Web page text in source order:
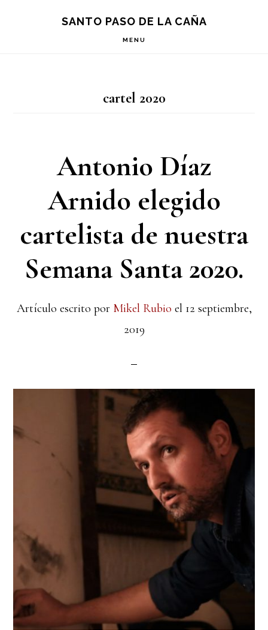
SANTO PASO DE LA CAÑA
MENU
cartel 2020
Antonio Díaz
Arnido elegido
cartelista de nuestra
Semana Santa 2020.
Artículo escrito por Mikel Rubio el 12 septiembre,
2019